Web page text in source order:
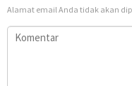
Alamat email Anda tidak akan